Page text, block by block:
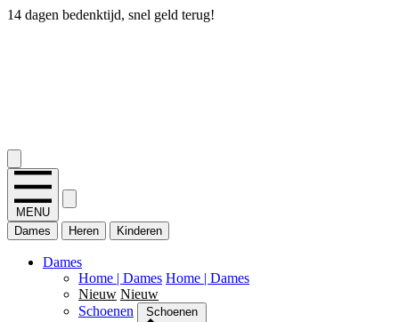
14 dagen bedenktijd, snel geld terug!
MENU
Dames
Heren Kinderen
Dames
Home | Dames Home | Dames
Nieuw Nieuw
Schoenen
Schoenen